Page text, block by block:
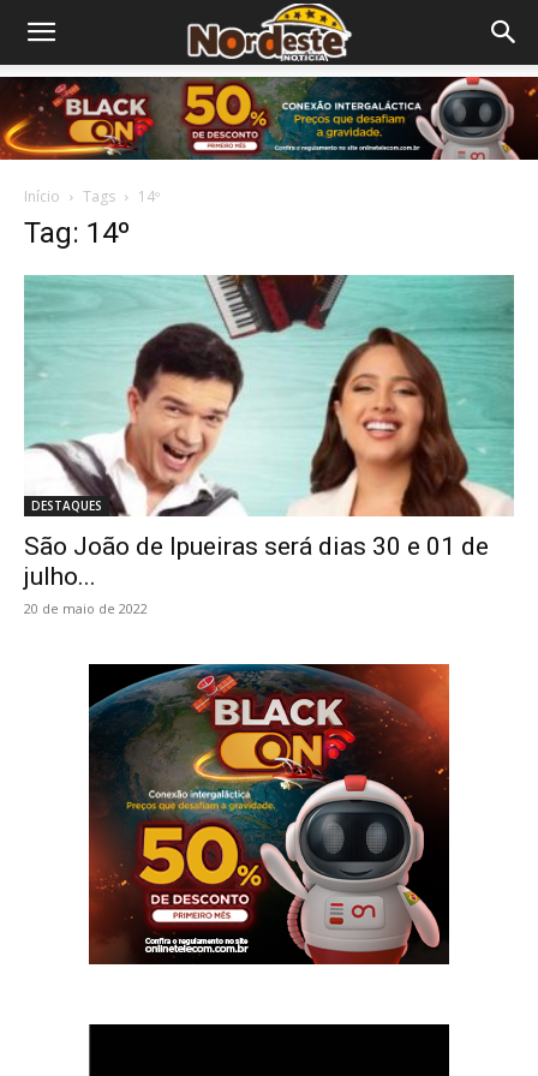
Início Tags 14º
Tag: 14º
DESTAQUES
São João de Ipueiras será dias 30 e 01 de
julho...
20 de maio de 2022